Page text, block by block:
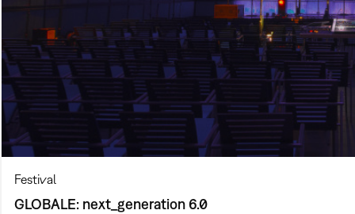
Festival
GLOBALE: next_generation 6.0